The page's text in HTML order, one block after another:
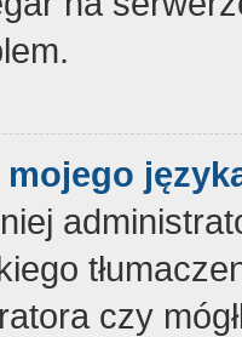
czy